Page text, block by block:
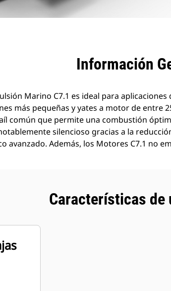
Información
Marino C7.1 es ideal para
más pequeñas y yates a motor de entre
común que permite una combustión
silencioso gracias a la
avanzado. Además, los Motores C7.1 no
Características de